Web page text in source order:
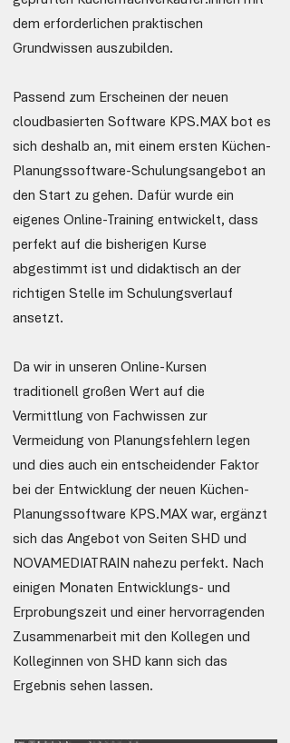
dem erforderlichen praktischen
Grundwissen auszubilden.
Passend zum Erscheinen der neuen
cloudbasierten Software KPS.MAX bot es
sich deshalb an, mit einem ersten Küchen-
Planungssoftware-Schulungsangebot an
den Start zu gehen. Dafür wurde ein
eigenes Online-Training entwickelt, dass
perfekt auf die bisherigen Kurse
abgestimmt ist und didaktisch an der
richtigen Stelle im Schulungsverlauf
ansetzt.
Da wir in unseren Online-Kursen
traditionell großen Wert auf die
Vermittlung von Fachwissen zur
Vermeidung von Planungsfehlern legen
und dies auch ein entscheidender Faktor
bei der Entwicklung der neuen Küchen-
Planungssoftware KPS.MAX war, ergänzt
sich das Angebot von Seiten SHD und
NOVAMEDIATRAIN nahezu perfekt. Nach
einigen Monaten Entwicklungs- und
Erprobungszeit und einer hervorragenden
Zusammenarbeit mit den Kollegen und
Kolleginnen von SHD kann sich das
Ergebnis sehen lassen.